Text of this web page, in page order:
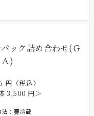
ック詰め合わせ(Ｇ
)
円（税込）
3,500 円＞
法：要冷蔵